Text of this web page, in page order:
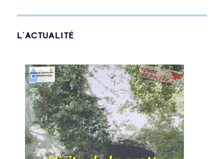
L’ACTUALITÉ